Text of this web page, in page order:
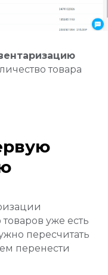
товара
уже есть
пересчитать
перенести